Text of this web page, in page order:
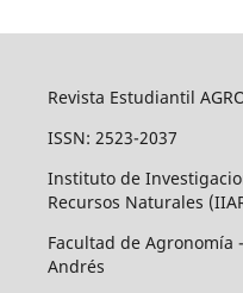
Revista Estudiantil
ISSN: 2523-2037
Instituto de
Recursos Naturales
Facultad de Agronomía
Andrés